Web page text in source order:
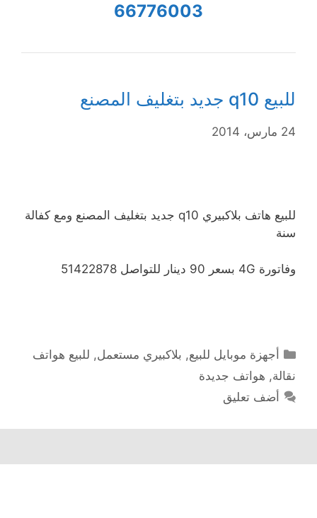
66776003
للبيع q10 جديد بتغليف المصنع
24 مارس، 2014
للبيع هاتف بلاكبيري q10 جديد بتغليف المصنع ومع كفالة
سنة
وفاتورة 4G بسعر 90 دينار للتواصل 51422878
التصنيفات
أجهزة موبايل للبيع, بلاكبيري مستعمل, للبيع هواتف
نقالة, هواتف جديدة
أضف تعليق